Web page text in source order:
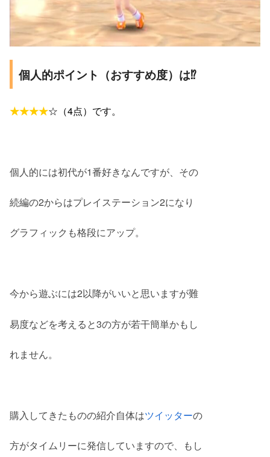
個人的ポイント（おすすめ度）は⁉
★★★★☆（4点）です。
個人的には初代が1番好きなんですが、その
続編の2からはプレイステーション2になり
グラフィックも格段にアップ。
今から遊ぶには2以降がいいと思いますが難
易度などを考えると3の方が若干簡単かもし
れません。
購入してきたものの紹介自体はツイッターの
方がタイムリーに発信していますので、もし